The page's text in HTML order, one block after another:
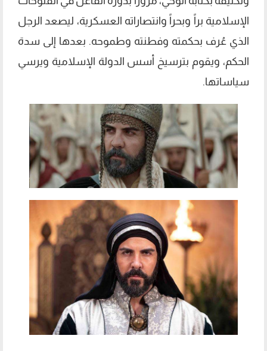
الإسلامية براً وبحراً وانتصاراته العسكرية، ليصعد الرجل
الذي عُرف بحكمته وفطنته وطموحه. بعدها إلى سدة
الحكم، ويقوم بترسيخ أسس الدولة الإسلامية ويرسي
سياساتها.